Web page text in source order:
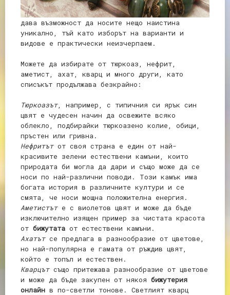
дава възможност да носите нещо наистина
уникално, тъй като изборът на варианти и
видове е практически неизчерпаем.
Можете да избирате от тюркоаз, нефрит,
аметист, ахат, кварц и много други, като
списъкът продължава безкрайно:
Тюркоазът, например, с типичния си ярък син
цвят е чудесен начин да освежите всяко
облекло, подбирайки тюркоазено колие, обици,
пръстен или гривна.
Нефритътот своя страна е един от най-
красивите зелени естествени камъни, които
природата би могла да дари и също може да се
носи по най-различни поводи. Този камък има
богата история в различните култури и се
смята, че носи мощна положителна енергия.
Аметистъте с виолетов цвят и може да бъде
изключително изящен пример за чистата красота
от бижутата от естествени камъни.
Ахатътсе предлага в разнообразие от цветове,
но най-популярна е гамата от ръждив цвят,
който е топъл и естествен.
Кварцътсъщо притежава разнообразие от цветове
и може да бъде закупен от някоя бижутерия
онлайн в по-светли тонове. Светлият кварц